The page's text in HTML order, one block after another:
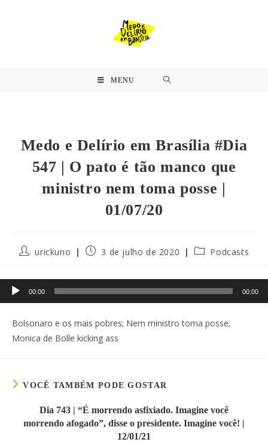
MENU
Medo e Delírio em Brasília #Dia
547 | O pato é tão manco que
ministro nem toma posse |
01/07/20
urickuno 3 de julho de 2020 Podcasts
Tocador
de
00:00 00:00
Bolsonaro e os mais pobres; Nem ministro toma posse;
Monica de Bolle kicking ass
VOCÊ TAMBÉM PODE GOSTAR
Dia 743 | “É morrendo asfixiado. Imagine você
morrendo afogado”, disse o presidente. Imagine você! |
12/01/21